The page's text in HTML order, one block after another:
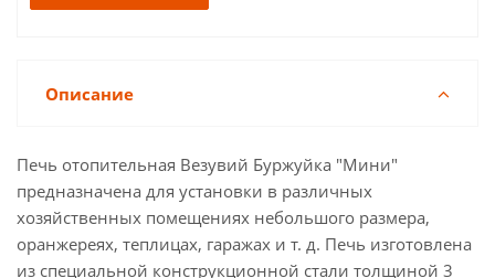
Описание
Печь отопительная Везувий Буржуйка "Мини"
предназначена для установки в различных
хозяйственных помещениях небольшого размера,
оранжереях, теплицах, гаражах и т. д. Печь изготовлена
из специальной конструкционной стали толщиной 3